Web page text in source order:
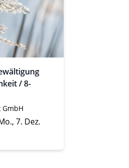
/ 8-
7. Dez.